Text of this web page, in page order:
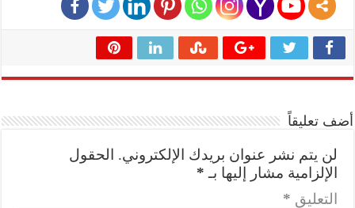
أضف تعليقاً
لن يتم نشر عنوان بريدك الإلكتروني.
الحقول
الإلزامية مشار إليها بـ *
التعليق *